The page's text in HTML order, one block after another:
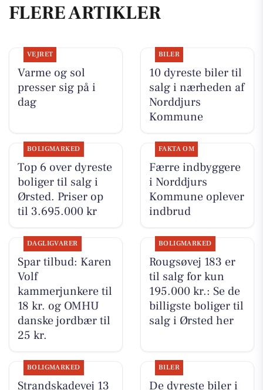
FLERE ARTIKLER
VEJRET
Varme og sol
presser sig på i
dag
BILER
10 dyreste biler til
salg i nærheden af
Norddjurs
Kommune
BOLIGMARKED
Top 6 over dyreste
boliger til salg i
Ørsted. Priser op
til 3.695.000 kr
FAKTA OM
Færre indbyggere
i Norddjurs
Kommune oplever
indbrud
DAGLIGVARER
Spar tilbud: Karen
Volf
kammerjunkere til
18 kr. og OMHU
danske jordbær til
25 kr.
BOLIGMARKED
Rougsøvej 183 er
til salg for kun
195.000 kr.: Se de
billigste boliger til
salg i Ørsted her
BOLIGMARKED
Strandskadevej 13
BILER
De dyreste biler i